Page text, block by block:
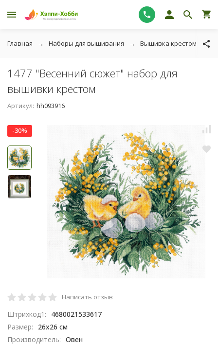
Главная Наборы для вышивания Вышивка крестом
1477 "Весенний сюжет" набор для
вышивки крестом
Артикул: hh093916
-30%
Написать отзыв
Штрихкод1:
4680021533617
Размер:
26х26 см
Производитель: Овен